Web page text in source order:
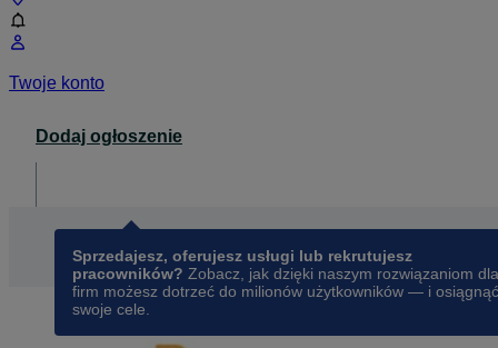
Twoje konto
Dodaj ogłoszenie
Sprzedajesz, oferujesz usługi lub rekrutujesz
pracowników? Zobacz, jak dzięki naszym rozwiązaniom dla
firm możesz dotrzeć do milionów użytkowników — i osiągnąć
swoje cele.